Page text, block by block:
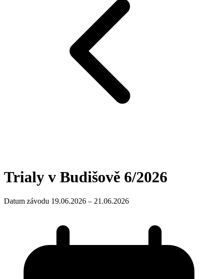
Trialy v Budišově 6/2026
Datum závodu 19.06.2026 – 21.06.2026